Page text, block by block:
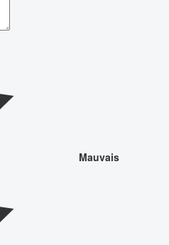
Mauvais